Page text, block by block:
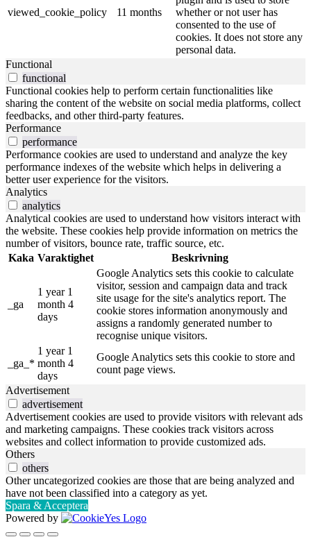
viewed_cookie_policy 11 months
whether or not user has
consented to the use of
cookies. It does not store any
personal data.
Functional
functional
Functional cookies help to perform certain functionalities like
sharing the content of the website on social media platforms, collect
feedbacks, and other third-party features.
Performance
performance
Performance cookies are used to understand and analyze the key
performance indexes of the website which helps in delivering a
better user experience for the visitors.
Analytics
analytics
Analytical cookies are used to understand how visitors interact with
the website. These cookies help provide information on metrics the
number of visitors, bounce rate, traffic source, etc.
Kaka Varaktighet Beskrivning
_ga
1 year 1
month 4
days
Google Analytics sets this cookie to calculate
visitor, session and campaign data and track
site usage for the site's analytics report. The
cookie stores information anonymously and
assigns a randomly generated number to
recognise unique visitors.
_ga_*
1 year 1
month 4
days
Google Analytics sets this cookie to store and
count page views.
Advertisement
advertisement
Advertisement cookies are used to provide visitors with relevant ads
and marketing campaigns. These cookies track visitors across
websites and collect information to provide customized ads.
Others
others
Other uncategorized cookies are those that are being analyzed and
have not been classified into a category as yet.
Spara & Acceptera
Powered by